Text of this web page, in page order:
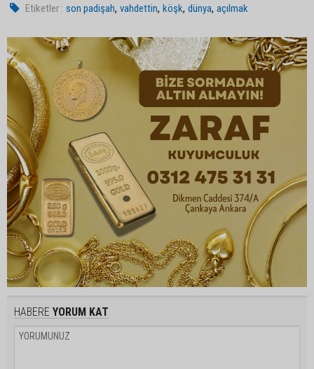
Etiketler : son padişah,vahdettin,köşk,dünya,açılmak
HABERE YORUM KAT